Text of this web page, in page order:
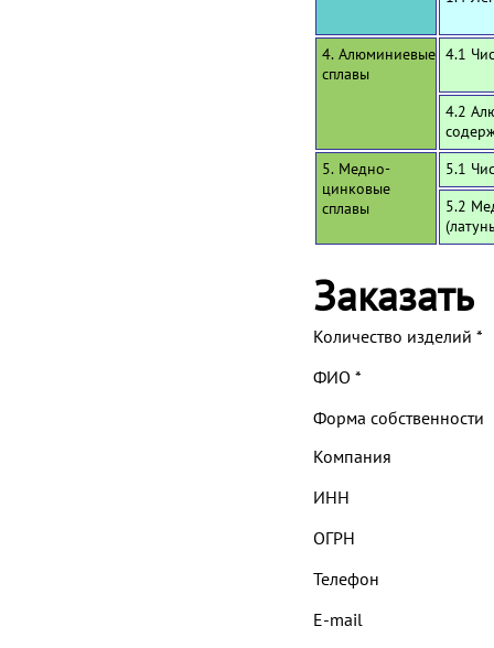
4. Алюминиевые
сплавы
4.1
4.2
5. Медно-
цинковые
сплавы
5.1
5.2
Заказать
Количество изделий *
ФИО *
Форма собственности
Компания
ИНН
ОГРН
Телефон
E-mail